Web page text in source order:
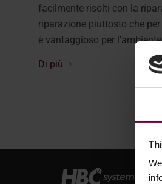
facilmente risolti con la
riparazione piuttosto che
è vantaggioso per
Di più